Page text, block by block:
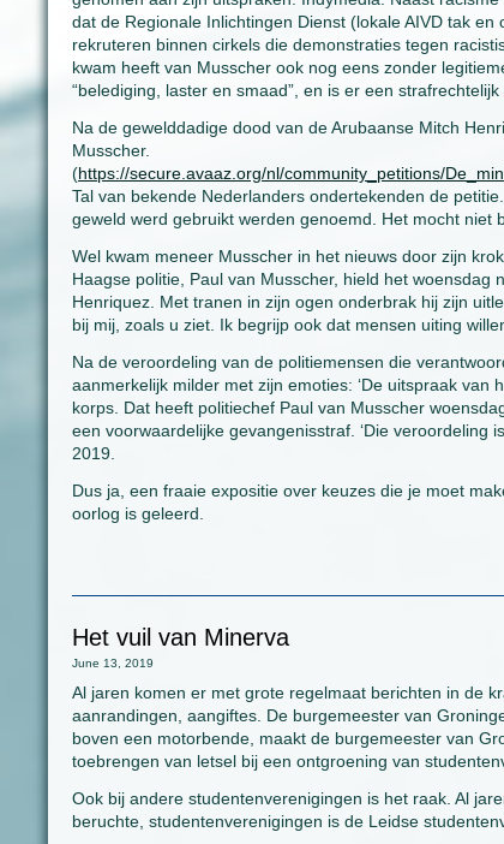
dat de Regionale Inlichtingen Dienst (lokale AIVD tak
rekruteren binnen cirkels die demonstraties tegen
kwam heeft van Musscher ook nog eens zonder
“belediging, laster en smaad”, en is er een
Na de gewelddadige dood van de Arubaanse Mitch
Musscher.
(https://secure.avaaz.org/nl/community_petitions/
Tal van bekende Nederlanders ondertekenden de
geweld werd gebruikt werden genoemd. Het mocht niet
Wel kwam meneer Musscher in het nieuws door zijn
Haagse politie, Paul van Musscher, hield het
Henriquez. Met tranen in zijn ogen onderbrak hij zijn
bij mij, zoals u ziet. Ik begrijp ook dat mensen uiting
Na de veroordeling van de politiemensen die
aanmerkelijk milder met zijn emoties: ‘De uitspraak
korps. Dat heeft politiechef Paul van Musscher
een voorwaardelijke gevangenisstraf. ‘Die veroordeling
2019.
Dus ja, een fraaie expositie over keuzes die je moet
oorlog is geleerd.
Het vuil van Minerva
June 13, 2019
Al jaren komen er met grote regelmaat berichten in de
aanrandingen, aangiftes. De burgemeester van
boven een motorbende, maakt de burgemeester van
toebrengen van letsel bij een ontgroening van
Ook bij andere studentenverenigingen is het raak. Al
beruchte, studentenverenigingen is de Leidse